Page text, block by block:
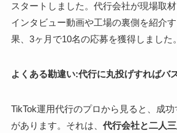
スタートしました。代行会社が現場取
インタビュー動画や工場の裏側を紹介
果、3ヶ月で10名の応募を獲得しました。
よくある勘違い:代行に丸投げすればバ
TikTok運用代行のプロから見ると、成
があります。それは、 代行会社と二人